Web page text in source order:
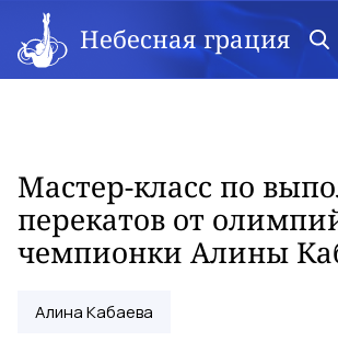
Небесная грация
Мастер-класс по
перекатов от
чемпионки Алины
Алина Кабаева